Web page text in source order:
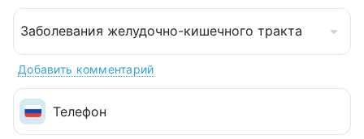
Заболевания желудочно-кишечного тракта
Добавить комментарий